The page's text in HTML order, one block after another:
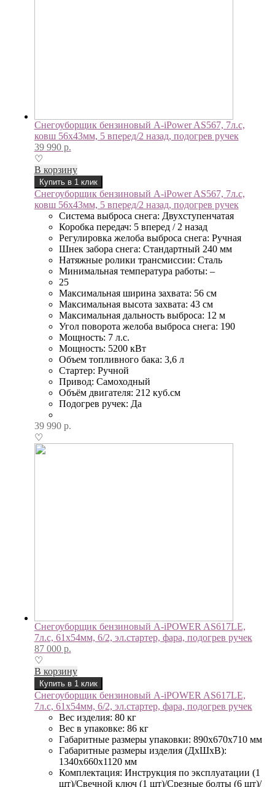
Снегоуборщик бензиновый A-iPower AS567, 7л.с,
ковш 56х43мм, 5 вперед/2 назад, подогрев ручек
39 990р.
♡
В корзину
Купить в 1 клик
Снегоуборщик бензиновый A-iPower AS567, 7л.с,
ковш 56х43мм, 5 вперед/2 назад, подогрев ручек
Система выброса снега: Двухступенчатая
Коробка передач: 5 вперед / 2 назад
Регулировка желоба выброса снега: Ручная
Шнек забора снега: Стандартный 240 мм
Натяжные ролики трансмиссии: Сталь
Минимальная температура работы: –
25
Максимальная ширина захвата: 56 см
Максимальная высота захвата: 43 см
Максимальная дальность выброса: 12 м
Угол поворота желоба выброса снега: 190
Мощность: 7 л.с.
Мощность: 5200 кВт
Объем топливного бака: 3,6 л
Стартер: Ручной
Привод: Самоходный
Объём двигателя: 212 куб.см
Подогрев ручек: Да
39 990р.
♡
Снегоуборщик бензиновый A-iPOWER AS617LE,
7л.с, 61х54мм, 6/2, эл.стартер, фара, подогрев ручек
87 000р.
♡
В корзину
Купить в 1 клик
Снегоуборщик бензиновый A-iPOWER AS617LE,
7л.с, 61х54мм, 6/2, эл.стартер, фара, подогрев ручек
Вес изделия: 80 кг
Вес в упаковке: 86 кг
Габаритные размеры упаковки: 890х670х710 мм
Габаритные размеры изделия (ДхШхВ):
1340x660x1120 мм
Комплектация: Инструкция по эксплуатации (1
шт)/Свечной ключ (1 шт)/Срезные болты (6 шт)/